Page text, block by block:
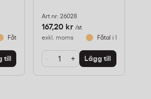
Fåtal i lager
till
Art nr: 26028
167,20 kr /st
exkl. moms
Fåtal i lager
- + Lägg till